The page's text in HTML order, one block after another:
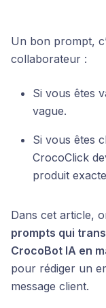
Un bon prompt,
collaborateur :
Si vous êtes
vague.
Si vous êtes
CrocoClick
produit
Dans cet article,
prompts qui
CrocoBot IA en
pour rédiger un
message client.